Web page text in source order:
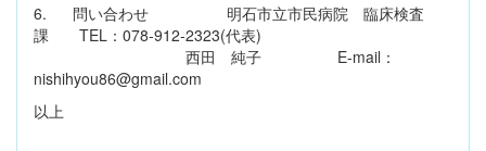
6. 問い合わせ 明石市立市民病院 臨床検査
課 TEL：078‐912-2323(代表)
西田 純子 E-mail：
nishihyou86@gmail.com
以上